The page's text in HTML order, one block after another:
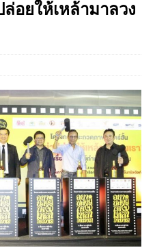
อยให้เหล้ามาลวง